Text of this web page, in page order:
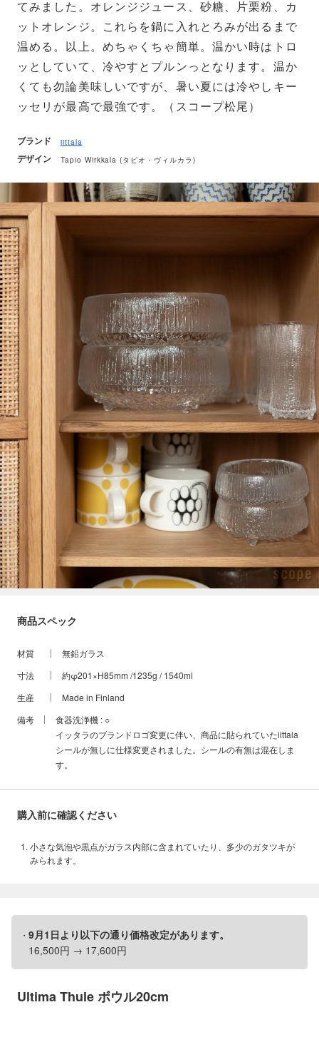
てみました。オレンジジュース、砂糖、片栗粉、カ
ットオレンジ。これらを鍋に入れとろみが出るまで
温める。以上。めちゃくちゃ簡単。温かい時はトロ
ッとしていて、冷やすとプルンっとなります。温か
くても勿論美味しいですが、暑い夏には冷やしキー
ッセリが最高で最強です。（スコープ松尾）
ブランド iittala
デザイン Tapio Wirkkala (タピオ・ヴィルカラ)
商品スペック
材質
無鉛ガラス
寸法
約φ201×H85mm /1235g / 1540ml
生産
Made in Finland
備考
食器洗浄機 : ○
イッタラのブランドロゴ変更に伴い、商品に貼られていたiittala
シールが無しに仕様変更されました。シールの有無は混在しま
す。
購入前に確認ください
小さな気泡や黒点がガラス内部に含まれていたり、多少のガタツキが
みられます。
9月1日より以下の通り価格改定があります。
16,500円 → 17,600円
Ultima Thule ボウル20cm